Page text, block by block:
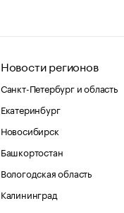
Новости регионов
Санкт-Петербург и область
Екатеринбург
Новосибирск
Башкортостан
Вологодская область
Калининград